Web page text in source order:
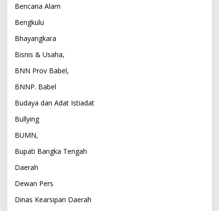
Bencana Alam
Bengkulu
Bhayangkara
Bisnis & Usaha,
BNN Prov Babel,
BNNP. Babel
Budaya dan Adat Istiadat
Bullying
BUMN,
Bupati Bangka Tengah
Daerah
Dewan Pers
Dinas Kearsipan Daerah